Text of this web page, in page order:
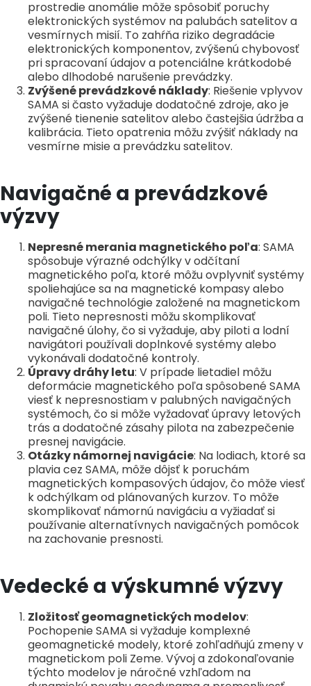
prostredie anomálie môže spôsobiť poruchy
elektronických systémov na palubách satelitov a
vesmírnych misií. To zahŕňa riziko degradácie
elektronických komponentov, zvýšenú chybovosť
pri spracovaní údajov a potenciálne krátkodobé
alebo dlhodobé narušenie prevádzky.
Zvýšené prevádzkové náklady: Riešenie vplyvov
SAMA si často vyžaduje dodatočné zdroje, ako je
zvýšené tienenie satelitov alebo častejšia údržba a
kalibrácia. Tieto opatrenia môžu zvýšiť náklady na
vesmírne misie a prevádzku satelitov.
Navigačné a prevádzkové
výzvy
Nepresné merania magnetického poľa: SAMA
spôsobuje výrazné odchýlky v odčítaní
magnetického poľa, ktoré môžu ovplyvniť systémy
spoliehajúce sa na magnetické kompasy alebo
navigačné technológie založené na magnetickom
poli. Tieto nepresnosti môžu skomplikovať
navigačné úlohy, čo si vyžaduje, aby piloti a lodní
navigátori používali doplnkové systémy alebo
vykonávali dodatočné kontroly.
Úpravy dráhy letu: V prípade lietadiel môžu
deformácie magnetického poľa spôsobené SAMA
viesť k nepresnostiam v palubných navigačných
systémoch, čo si môže vyžadovať úpravy letových
trás a dodatočné zásahy pilota na zabezpečenie
presnej navigácie.
Otázky námornej navigácie: Na lodiach, ktoré sa
plavia cez SAMA, môže dôjsť k poruchám
magnetických kompasových údajov, čo môže viesť
k odchýlkam od plánovaných kurzov. To môže
skomplikovať námornú navigáciu a vyžiadať si
používanie alternatívnych navigačných pomôcok
na zachovanie presnosti.
Vedecké a výskumné výzvy
Zložitosť geomagnetických modelov:
Pochopenie SAMA si vyžaduje komplexné
geomagnetické modely, ktoré zohľadňujú zmeny v
magnetickom poli Zeme. Vývoj a zdokonaľovanie
týchto modelov je náročné vzhľadom na